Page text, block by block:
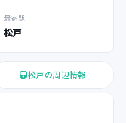
最寄駅
松戸
松戸の周辺情報